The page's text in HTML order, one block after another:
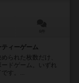
ィーゲーム
られた枚数だけ、
ドゲーム。いずれ
す。...